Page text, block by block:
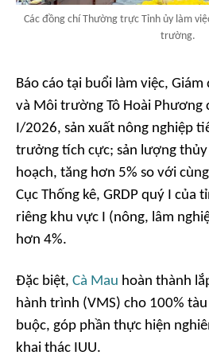
Các đồng chí Thường trực Tỉnh ủy làm
trường.
Báo cáo tại buổi làm việc,
và Môi trường Tô Hoài Phương
I/2026, sản xuất nông nghiệp
trưởng tích cực; sản lượng thủy
hoạch, tăng hơn 5% so với
Cục Thống kê, GRDP quý I của
riêng khu vực I (nông, lâm
hơn 4%.
Đặc biệt, Cà Mau hoàn thành
hành trình (VMS) cho 100%
buộc, góp phần thực hiện
khai thác IUU.